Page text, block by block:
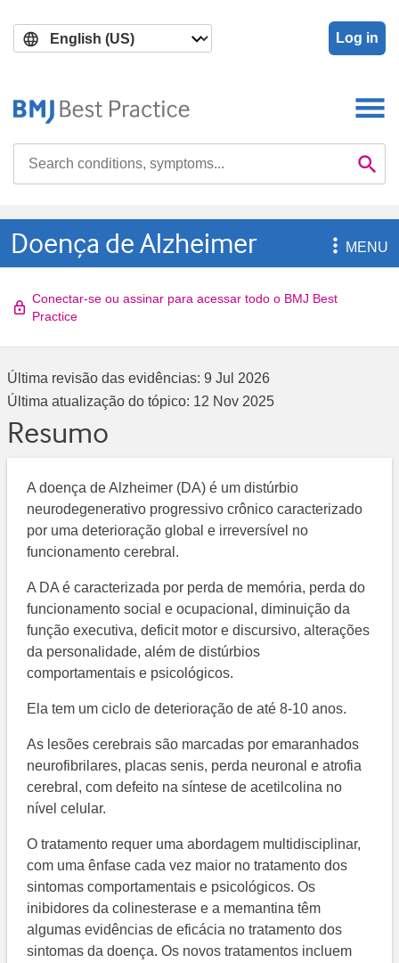
main
search
Log in

Doença de Alzheimer MENU
Conectar-se ou assinar para acessar todo o BMJ Best
Practice
Última revisão das evidências: 9 Jul 2026
Última atualização do tópico: 12 Nov 2025
Resumo
A doença de Alzheimer (DA) é um distúrbio
neurodegenerativo progressivo crônico caracterizado
por uma deterioração global e irreversível no
funcionamento cerebral.
A DA é caracterizada por perda de memória, perda do
funcionamento social e ocupacional, diminuição da
função executiva, deficit motor e discursivo, alterações
da personalidade, além de distúrbios
comportamentais e psicológicos.
Ela tem um ciclo de deterioração de até 8-10 anos.
As lesões cerebrais são marcadas por emaranhados
neurofibrilares, placas senis, perda neuronal e atrofia
cerebral, com defeito na síntese de acetilcolina no
nível celular.
O tratamento requer uma abordagem multidisciplinar,
com uma ênfase cada vez maior no tratamento dos
sintomas comportamentais e psicológicos. Os
inibidores da colinesterase e a memantina têm
algumas evidências de eficácia no tratamento dos
sintomas da doença. Os novos tratamentos incluem